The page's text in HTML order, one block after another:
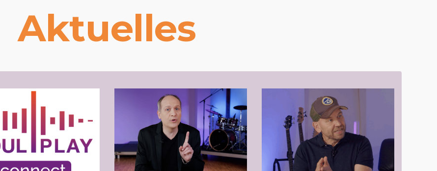
Aktuelles